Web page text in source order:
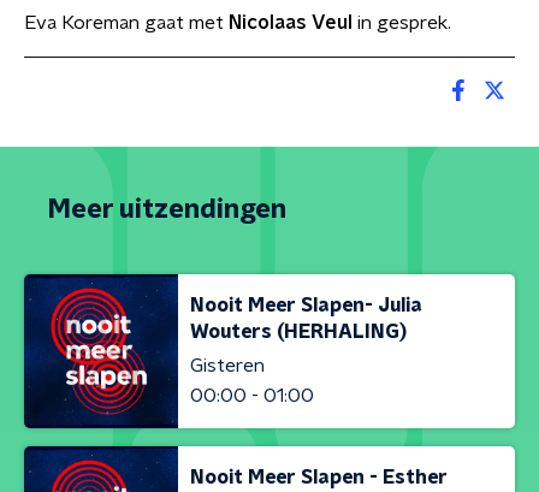
Eva Koreman gaat met Nicolaas Veul in gesprek.
Meer uitzendingen
Nooit Meer Slapen- Julia
Wouters (HERHALING)
Gisteren
00:00 - 01:00
Nooit Meer Slapen - Esther